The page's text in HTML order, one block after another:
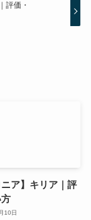
評価・
ニア】キリア｜評
10日